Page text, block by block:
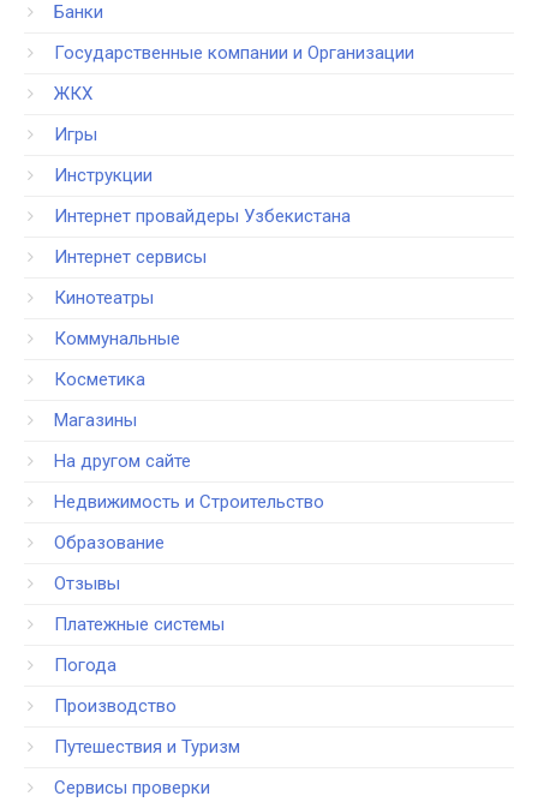
Банки
Государственные компании и Организации
ЖКХ
Игры
Инструкции
Интернет провайдеры Узбекистана
Интернет сервисы
Кинотеатры
Коммунальные
Косметика
Магазины
На другом сайте
Недвижимость и Строительство
Образование
Отзывы
Платежные системы
Погода
Производство
Путешествия и Туризм
Сервисы проверки